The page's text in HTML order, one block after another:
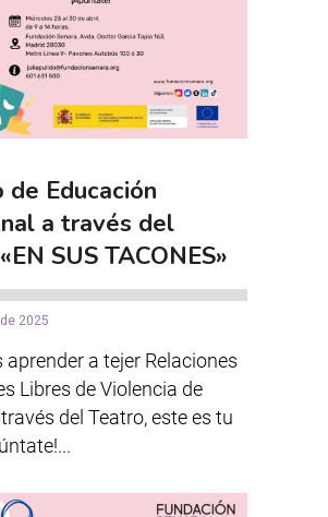
de Educación
a través del
SUS TACONES»
2025
aprender a tejer Relaciones
Libres de Violencia de
del Teatro, este es tu